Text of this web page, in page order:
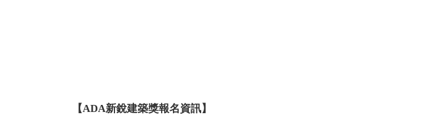
【ADA新銳建築獎報名資訊】